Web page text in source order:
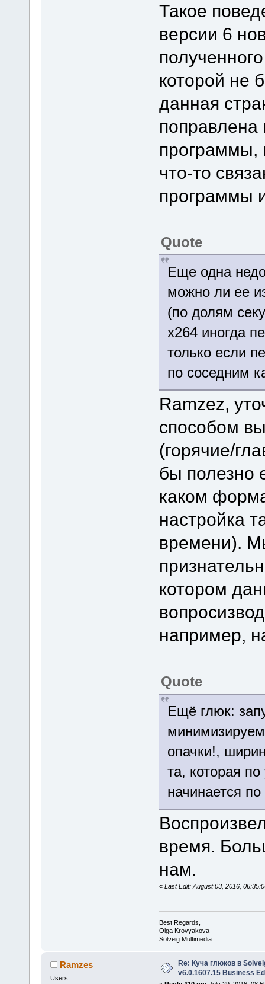
Такое
версии 6
которой не
данная
поправлена
программы,
что-то
программы
Quote
Еще одна
можно ли ее
(по долям
x264 иногда
только если
по соседним
Ramzez,
способом
(горячие/
бы полезно
каком
настройка
времени).
котором
например,
Quote
Ещё глюк:
опачки!,
та, которая
начинается
время.
нам.
« Last Edit: August 03, 2016,
Best Regards,
Olga Krovyakova
Solveig Multimedia
Ramzes
Users
Re: Куча глюков в
v6.0.1607.15 Business